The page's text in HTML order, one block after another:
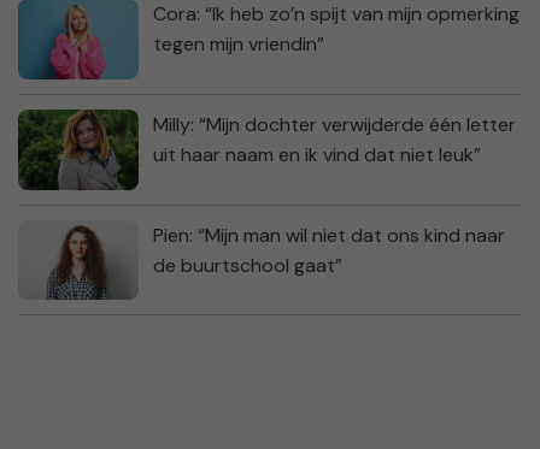
Cora: “Ik heb zo’n spijt van mijn opmerking
tegen mijn vriendin”
Milly: “Mijn dochter verwijderde één letter
uit haar naam en ik vind dat niet leuk”
Pien: “Mijn man wil niet dat ons kind naar
de buurtschool gaat”